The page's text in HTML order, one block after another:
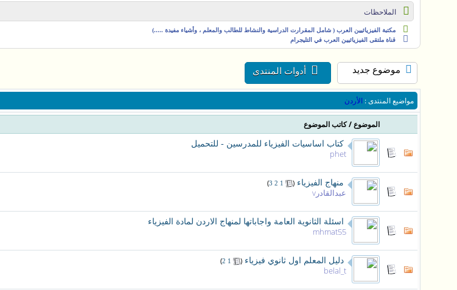
الملاحظات
مكتبة الفيزيائيين العرب ( شامل المقرارت الدراسية والنشاط للطالب والمعلم ، وأشياء مفيدة .....)
قناة ملتقى الفيزيائيين العرب في التليجرام
موضوع جديد أدوات المنتدى
مواضيع المنتدى: الأردن
الموضوع /كاتب الموضوع
كتاب اساسيات الفيزياء للمدرسين - للتحميل
phet
منهاج الفيزياء (
1
2
3
)
عبدالقادرv
اسئلة الثانوية العامة واجاباتها لمنهاج الاردن لمادة الفيزياء
mhmat55
دليل المعلم اول ثانوي فيزياء (
1
2
)
belal_t